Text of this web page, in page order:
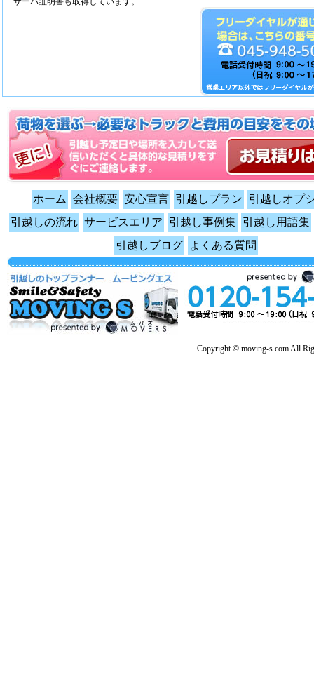
サーバ証明書も取得しています。
ホーム 会社概要 安心宣言 引越しプラン
引越しオプ
引越しの流れ サービスエリア 引越し事例集 引越し用語集
引越しブログ
よくある質問
Copyright © moving-s.com All